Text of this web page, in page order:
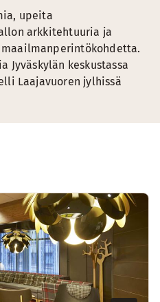
upeita
arkkitehtuuria ja
Jyväskylän keskustassa
Laajavuoren jylhissä